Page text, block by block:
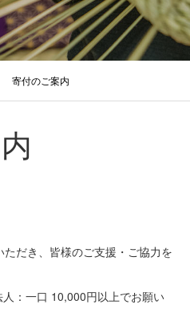
寄付のご案内
だき、皆様のご支援・ご協力を
：一口 10,000円以上でお願い